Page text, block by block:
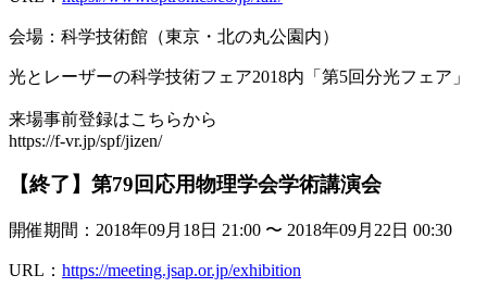
会場：科学技術館（東京・北の丸公園内）
光とレーザーの科学技術フェア2018内「第5回分光フェア」
来場事前登録はこちらから
https://f-vr.jp/spf/jizen/
【終了】第79回応用物理学会学術講演会
開催期間：2018年09月18日 21:00 〜 2018年09月22日 00:30
URL： https://meeting.jsap.or.jp/exhibition